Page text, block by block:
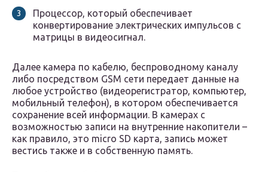
Процессор, который обеспечивает
конвертирование электрических импульсов с
матрицы в видеосигнал.
Далее камера по кабелю, беспроводному каналу
либо посредством GSM сети передает данные на
любое устройство (видеорегистратор, компьютер,
мобильный телефон), в котором обеспечивается
сохранение всей информации. В камерах с
возможностью записи на внутренние накопители –
как правило, это micro SD карта, запись может
вестись также и в собственную память.